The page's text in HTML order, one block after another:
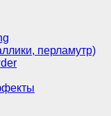
перламутр)